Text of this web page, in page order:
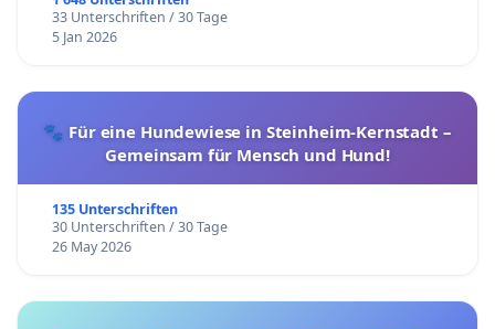
33 Unterschriften / 30 Tage
5 Jan 2026
🐾 Für eine Hundewiese in Steinheim-Kernstadt –
Gemeinsam für Mensch und Hund!
135 Unterschriften
30 Unterschriften / 30 Tage
26 May 2026